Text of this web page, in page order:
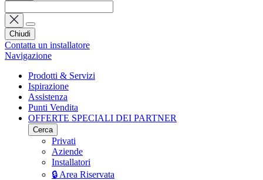
Chiudi
Contatta un installatore
Navigazione
Prodotti & Servizi
Ispirazione
Assistenza
Punti Vendita
OFFERTE SPECIALI DEI PARTNER
Cerca
Privati
Aziende
Installatori
🔒 Area Riservata